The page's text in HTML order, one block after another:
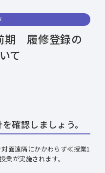
期 履修登録の
て
確認しましょう。
面遠隔にかかわらず≪授業1
が実施されます。